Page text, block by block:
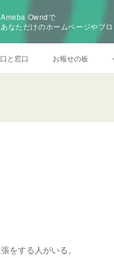
Ameba Owndで
あなただけのホームページやブ
と窓口 お報せの板
をする人がいる。